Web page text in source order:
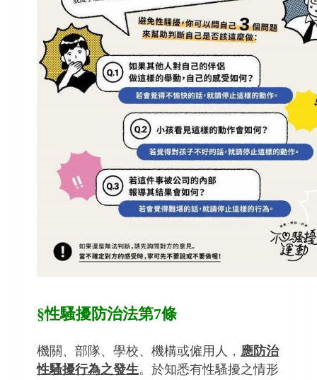
§性騷擾防治法第7條
機關、部隊、學校、機構或僱用人， 應防治
性騷擾行為之發生。於知悉有性騷擾之情形